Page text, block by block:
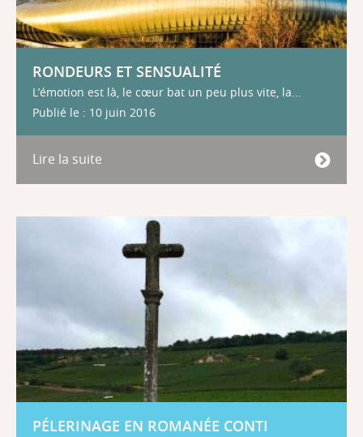
RONDEURS ET SENSUALITÉ
L’émotion est là, le cœur bat un peu plus vite, la...
Publié le : 10 juin 2016
Lire la suite
PÉLERINAGE EN ROMANÉE CONTI